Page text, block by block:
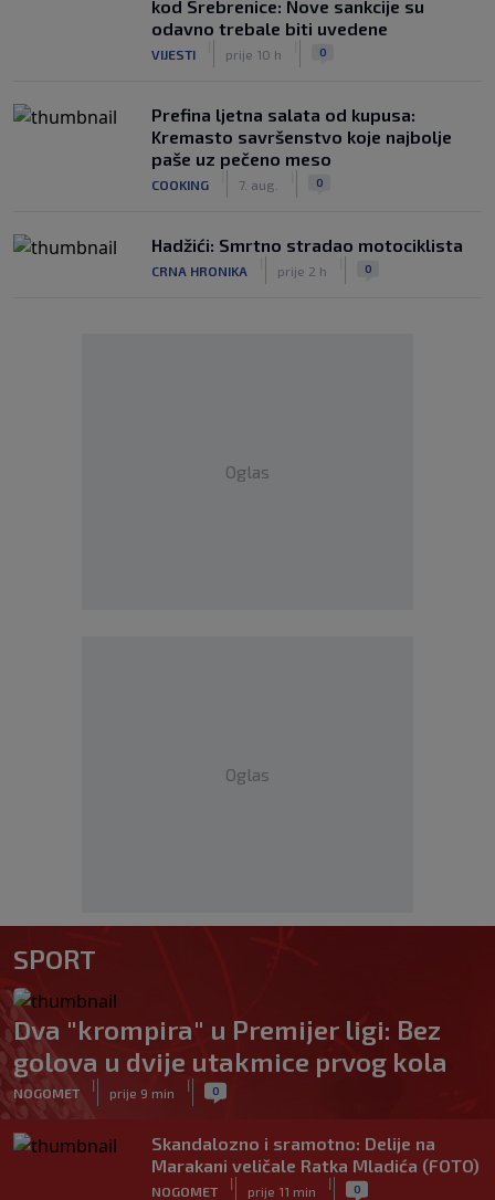
kod Srebrenice: Nove sankcije su
odavno trebale biti uvedene
VIJESTI prije 10 h 0
Prefina ljetna salata od kupusa:
Kremasto savršenstvo koje najbolje
paše uz pečeno meso
COOKING 7. aug. 0
Hadžići: Smrtno stradao motociklista
CRNA HRONIKA prije 2 h 0
Oglas
Oglas
SPORT
Dva "krompira" u Premijer ligi: Bez
golova u dvije utakmice prvog kola
NOGOMET
|
prije 9 min
| 0
Skandalozno i sramotno: Delije na
Marakani veličale Ratka Mladića (FOTO)
NOGOMET
|
prije 11 min
| 0